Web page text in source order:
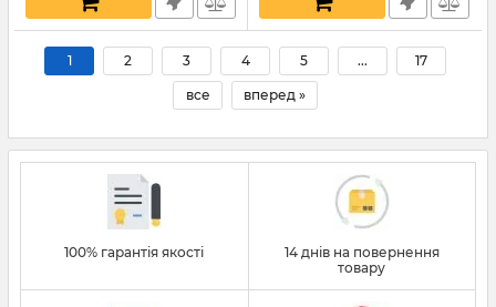
1 2 3 4 5 ... 17
все вперед »
100% гарантія якості
14 днів на повернення
товару